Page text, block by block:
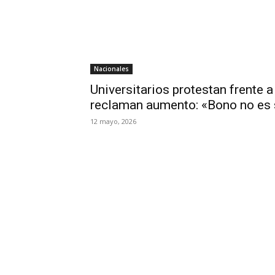
Nacionales
Universitarios protestan frente
reclaman aumento: «Bono no es
12 mayo, 2026